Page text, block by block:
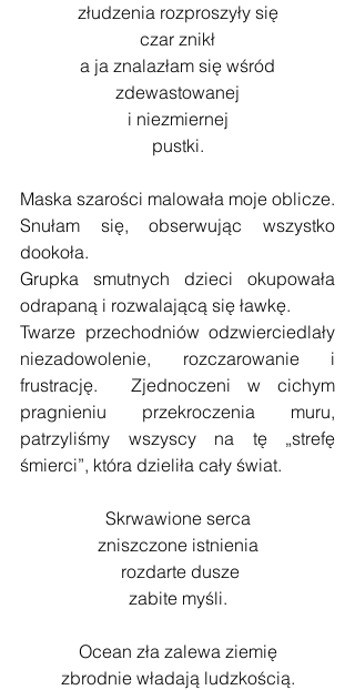
złudzenia rozproszyły się
czar znikł
a ja znalazłam się wśród
zdewastowanej
i niezmiernej
pustki.
Maska szarości malowała moje oblicze.
Snułam się, obserwując wszystko
dookoła.
Grupka smutnych dzieci okupowała
odrapaną i rozwalającą się ławkę.
Twarze przechodniów odzwierciedlały
niezadowolenie, rozczarowanie i
frustrację.  Zjednoczeni w cichym
pragnieniu przekroczenia muru,
patrzyliśmy wszyscy na tę „strefę
śmierci”, która dzieliła cały świat.
Skrwawione serca
zniszczone istnienia
rozdarte dusze
zabite myśli.
Ocean zła zalewa ziemię
zbrodnie władają ludzkością.